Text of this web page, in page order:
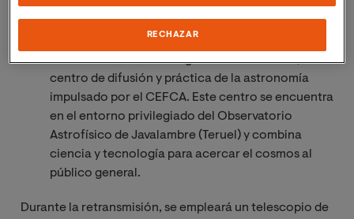
21:00 Sesión de observación astronómica en
con una duración de dos horas,
transmitida vía streaming desde GALÁCTICA, el
centro de difusión y práctica de la astronomía
impulsado por el CEFCA. Este centro se encuentra
en el entorno privilegiado del Observatorio
Astrofísico de Javalambre (Teruel) y combina
ciencia y tecnología para acercar el cosmos al
público general.
Durante la retransmisión, se empleará un telescopio de
RECHAZAR